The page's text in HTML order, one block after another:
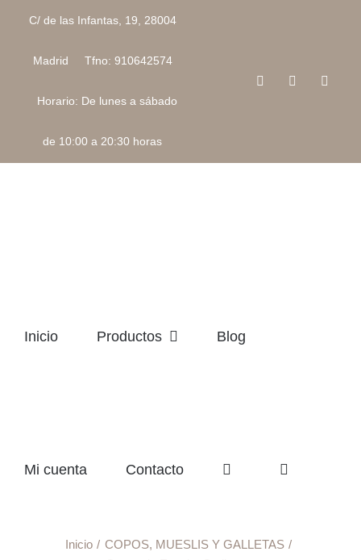
contenido
C/ de las Infantas, 19, 28004
Madrid Tfno: 910642574
Horario: De lunes a sábado
de 10:00 a 20:30 horas
FacebookInstagram
Inicio Productos Blog
Mi cuenta Contacto
Inicio
COPOS, MUESLIS Y GALLETAS